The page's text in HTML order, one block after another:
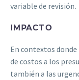
variable de revisión.
IMPACTO
En contextos donde
de costos a los
también a las